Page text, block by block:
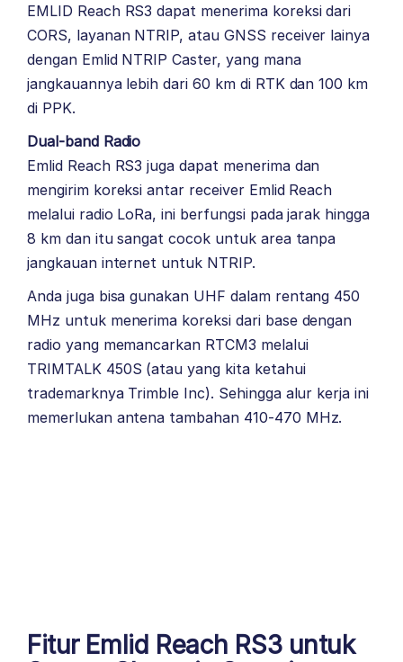
EMLID Reach RS3 dapat menerima koreksi dari
CORS, layanan NTRIP, atau GNSS receiver lainya
dengan Emlid NTRIP Caster, yang mana
jangkauannya lebih dari 60 km di RTK dan 100 km
di PPK.
Dual-band Radio
Emlid Reach RS3 juga dapat menerima dan
mengirim koreksi antar receiver Emlid Reach
melalui radio LoRa, ini berfungsi pada jarak hingga
8 km dan itu sangat cocok untuk area tanpa
jangkauan internet untuk NTRIP.
Anda juga bisa gunakan UHF dalam rentang 450
MHz untuk menerima koreksi dari base dengan
radio yang memancarkan RTCM3 melalui
TRIMTALK 450S (atau yang kita ketahui
trademarknya Trimble Inc). Sehingga alur kerja ini
memerlukan antena tambahan 410-470 MHz.
Fitur Emlid Reach RS3 untuk